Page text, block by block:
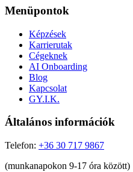
Menüpontok
Képzések
Karrierutak
Cégeknek
AI Onboarding
Blog
Kapcsolat
GY.I.K.
Általános információk
Telefon: +36 30 717 9867
(munkanapokon 9-17 óra között)